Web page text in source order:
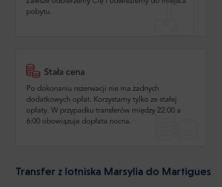
pobytu.
Stała cena
Po dokonaniu rezerwacji nie ma żadnych
dodatkowych opłat. Korzystamy tylko ze stałej
opłaty. W przypadku transferów między 22:00 a
6:00 obowiązuje dopłata nocna.
Transfer z lotniska Marsylia do Martigues